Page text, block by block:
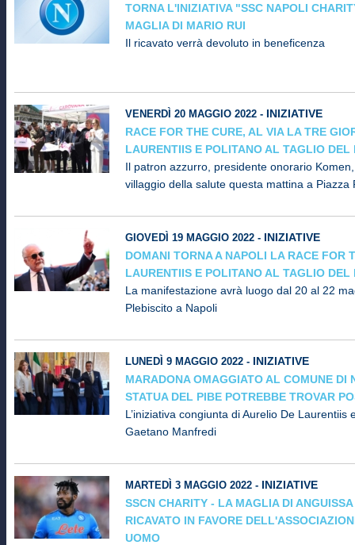
TORNA L'INIZIATIVA "SSC NAPOLI
MAGLIA DI MARIO RUI
Il ricavato verrà devoluto in beneficenza
VENERDÌ 20 MAGGIO 2022 - INIZIATIVE
RACE FOR THE CURE, AL VIA LA TRE
LAURENTIIS E POLITANO AL TAGLIO DEL
Il patron azzurro, presidente onorario
villaggio della salute questa mattina a Piazza
GIOVEDÌ 19 MAGGIO 2022 - INIZIATIVE
DOMANI TORNA A NAPOLI LA RACE FOR
LAURENTIIS E POLITANO AL TAGLIO DEL
La manifestazione avrà luogo dal 20 al 22
Plebiscito a Napoli
LUNEDÌ 9 MAGGIO 2022 - INIZIATIVE
MARADONA OMAGGIATO AL COMUNE DI
STATUA DEL PIBE POTREBBE TROVAR
L’iniziativa congiunta di Aurelio De Laurentiis
Gaetano Manfredi
MARTEDÌ 3 MAGGIO 2022 - INIZIATIVE
SSCN CHARITY - LA MAGLIA DI
RICAVATO IN FAVORE
UOMO